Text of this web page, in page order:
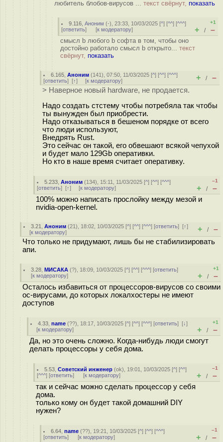
любитель блобов-вирусов ... текст свёрнут, показать
9.116 ,Аноним (-), 23:33, 10/03/2025 [^] [^^] [^^^]
[ответить] [к модератору]
+1
+ / –
смысл b любого b софта в том, чтобы оно
достойно работало смысл b открыто... текст
свёрнут, показать
6.165 ,Аноним (141), 07:50, 11/03/2025 [^] [^^] [^^^]
[ответить] [↑] [к модератору] + / –
> Наверное новый hardware, не продается.
Надо создать стстему чтобы потребяла так чтобы
ты вынужден был приобрести.
Надо отказываться в бешеном порядке от всего
что люди используют,
Внедрять Rust.
Это сейчас он такой, его обвешают всякой чепухой
и будет мало 129Gb оперативки.
Но кто в наше время считает оперативку.
5.233 ,Аноним (134), 15:11, 11/03/2025 [^] [^^] [^^^]
[ответить] [↑] [к модератору]
–1
+ / –
100% можно написать прослойку между мезой и
nvidia-open-kernel.
3.21 ,Аноним (21), 18:02, 10/03/2025 [^] [^^] [^^^] [ответить][↑]
[к модератору] + / –
Что только не придумают, лишь бы не стабилизировать
апи.
3.28 ,МИСАКА (?), 18:09, 10/03/2025 [^] [^^] [^^^] [ответить]
[к модератору]
+1
+ / –
Осталось избавиться от процессоров-вирусов со своими
ос-вирусами, до которых локалхостеры не имеют
доступов
4.33 ,name (??), 18:17, 10/03/2025 [^] [^^] [^^^] [ответить][↓]
[к модератору]
+1
+ / –
Да, но это очень сложно. Когда-нибудь люди смогут
делать процессоры у себя дома.
5.53 ,Советский инженер (ok), 19:01, 10/03/2025 [^] [^^]
[^^^] [ответить] [к модератору]
–1
+ / –
так и сейчас можно сделать процессор у себя
дома.
только кому он будет такой домашний DIY
нужен?
6.64 ,name (??), 19:21, 10/03/2025 [^] [^^] [^^^]
[ответить] [к модератору]
–1
+ / –